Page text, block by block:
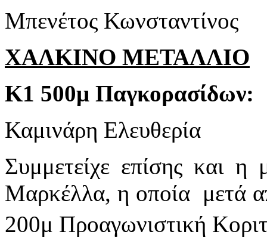
Μπενέτος Κωνσταντίνος
ΧΑΛΚΙΝΟ ΜΕΤΑΛΛΙΟ
Κ1 500μ Παγκορασίδων:
Καμινάρη Ελευθερία
Συμμετείχε επίσης και
Μαρκέλλα, η οποία μετά
200μ Προαγωνιστική